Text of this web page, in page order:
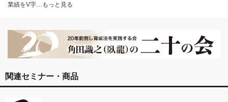
業績をV字…もっと見る
関連セミナー・商品